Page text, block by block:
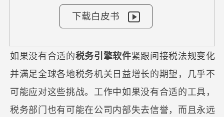
下载白皮书
如果没有合适的税务引擎软件紧跟间接税法规变化
并满足全球各地税务机关日益增长的期望，几乎不
可能应对这些挑战。工作中如果没有合适的工具，
税务部门也有可能在公司内部失去信誉，而且永远